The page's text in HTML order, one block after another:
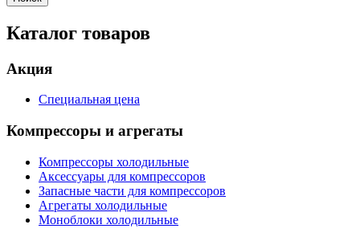
Каталог товаров
Акция
Специальная цена
Компрессоры и агрегаты
Компрессоры холодильные
Аксессуары для компрессоров
Запасные части для компрессоров
Агрегаты холодильные
Моноблоки холодильные